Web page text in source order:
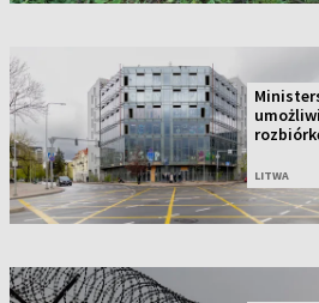
LITWA